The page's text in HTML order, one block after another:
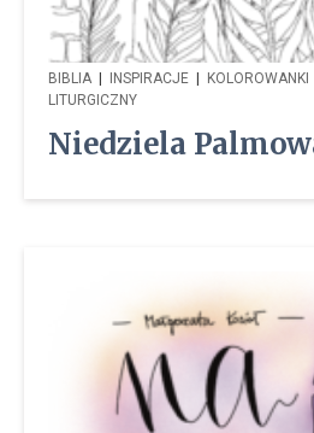
BIBLIA | INSPIRACJE | KOLOROWANKI
LITURGICZNY
Niedziela